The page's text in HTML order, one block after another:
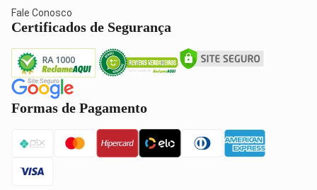
Fale Conosco
Certificados de Segurança
Formas de Pagamento